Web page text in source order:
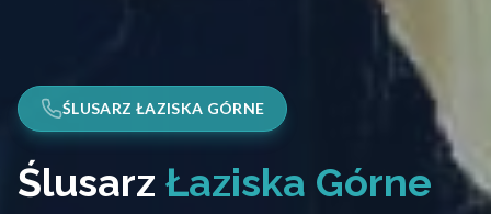
ŚLUSARZ ŁAZISKA GÓRNE
Ślusarz Łaziska Górne